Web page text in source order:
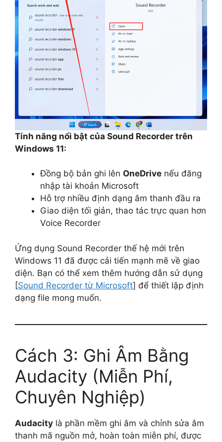
Tính năng nổi bật của Sound Recorder trên
Windows 11:
Đồng bộ bản ghi lên OneDrive nếu đăng
nhập tài khoản Microsoft
Hỗ trợ nhiều định dạng âm thanh đầu ra
Giao diện tối giản, thao tác trực quan hơn
Voice Recorder
Ứng dụng Sound Recorder thế hệ mới trên
Windows 11 đã được cải tiến mạnh mẽ về giao
diện. Bạn có thể xem thêm hướng dẫn sử dụng
[Sound Recorder từ Microsoft] để thiết lập định
dạng file mong muốn.
Cách 3: Ghi Âm Bằng
Audacity (Miễn Phí,
Chuyên Nghiệp)
Audacity là phần mềm ghi âm và chỉnh sửa âm
thanh mã nguồn mở, hoàn toàn miễn phí, được